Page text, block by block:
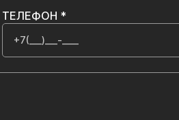
ТЕЛЕФОН *